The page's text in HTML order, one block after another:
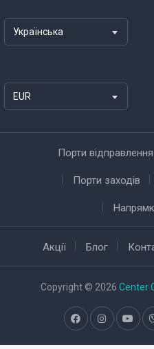
Українська
EUR
Порти відправлення
Порти заходів
Акції Блог
Copyright © 2026 Center